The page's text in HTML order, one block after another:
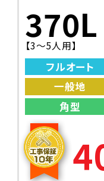
370L
【3～5人用】
フルオート
一般地
角型